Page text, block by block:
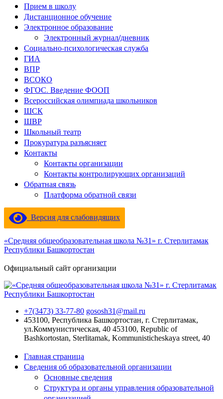
Прием в школу
Дистанционное обучение
Электронное образование
Электронный журнал/дневник
Социально-психологическая служба
ГИА
ВПР
ВСОКО
ФГОС. Введение ФООП
Всероссийская олимпиада школьников
ШСК
ШВР
Школьный театр
Прокуратура разъясняет
Контакты
Контакты организации
Контакты контролирующих организаций
Обратная связь
Платформа обратной связи
Версия для слабовидящих
«Средняя общеобразовательная школа №31» г. Стерлитамак
Республики Башкортостан
Официальный сайт организации
+7(3473) 33-77-80 gososh31@mail.ru
453100, Республика Башкортостан, г. Стерлитамак,
ул.Коммунистическая, 40 453100, Republic of
Bashkortostan, Sterlitamak, Kommunisticheskaya street, 40
Главная страница
Сведения об образовательной организации
Основные сведения
Структура и органы управления образовательной